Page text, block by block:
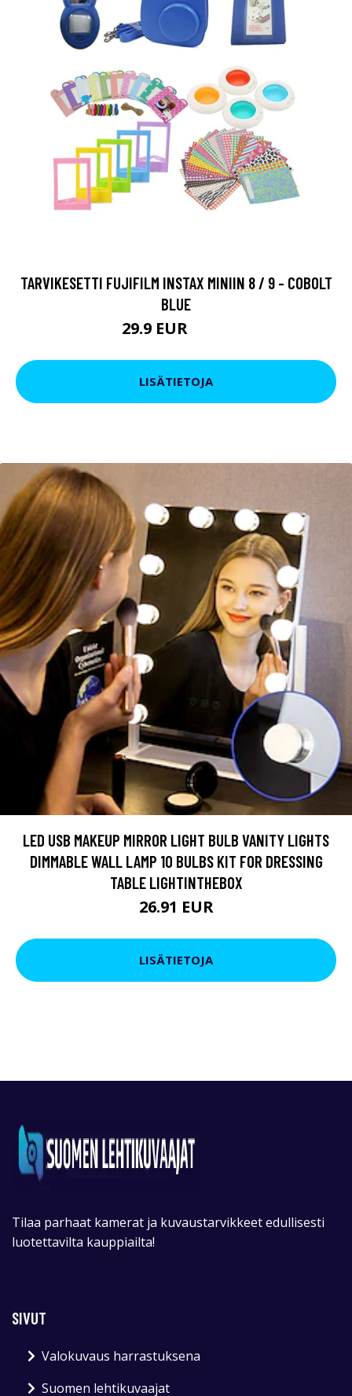
TARVIKESETTI FUJIFILM INSTAX MINIIN 8 / 9 - COBOLT
BLUE
29.9 EUR
LISÄTIETOJA
LED USB MAKEUP MIRROR LIGHT BULB VANITY LIGHTS
DIMMABLE WALL LAMP 10 BULBS KIT FOR DRESSING
TABLE LIGHTINTHEBOX
26.91 EUR
LISÄTIETOJA
Tilaa parhaat kamerat ja kuvaustarvikkeet edullisesti
luotettavilta kauppiailta!
SIVUT
Valokuvaus harrastuksena
Suomen lehtikuvaajat